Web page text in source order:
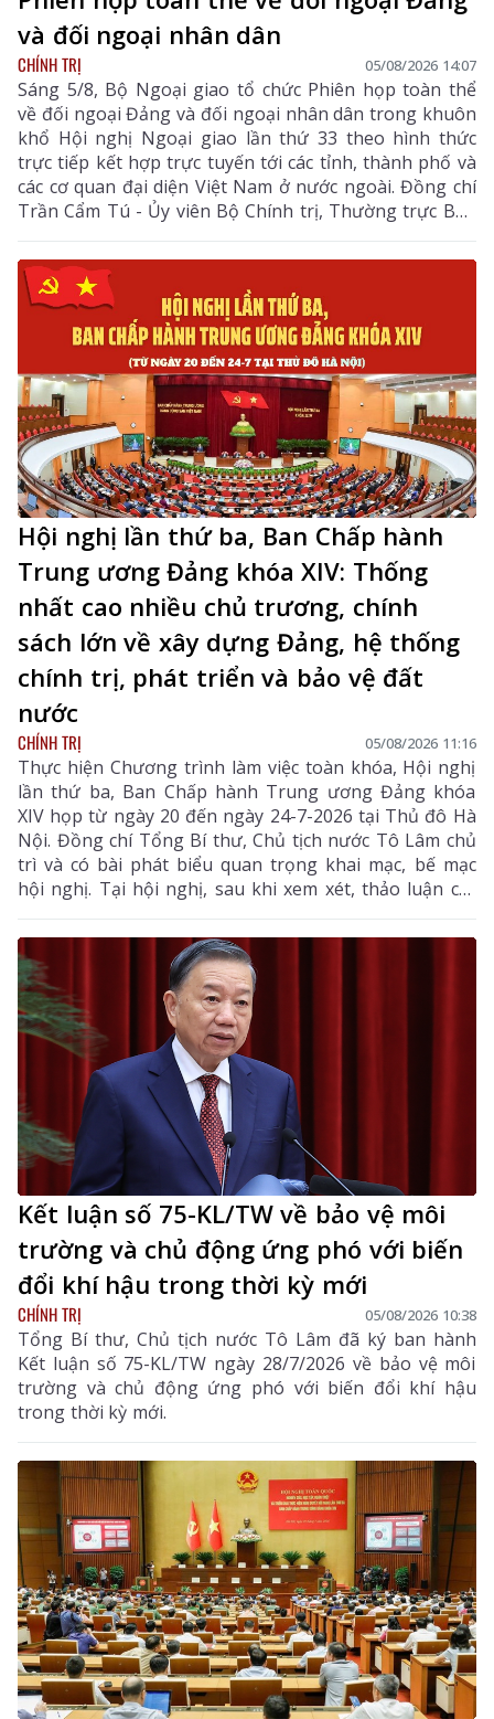
và đối ngoại nhân dân
CHÍNH TRỊ 05/08/2026 14:07
Sáng 5/8, Bộ Ngoại giao tổ chức Phiên họp toàn thể
về đối ngoại Đảng và đối ngoại nhân dân trong khuôn
khổ Hội nghị Ngoại giao lần thứ 33 theo hình thức
trực tiếp kết hợp trực tuyến tới các tỉnh, thành phố và
các cơ quan đại diện Việt Nam ở nước ngoài. Đồng chí
Trần Cẩm Tú - Ủy viên Bộ Chính trị, Thường trực Ban
Bí thư dự và chỉ đạo Phiên họp. Dự còn có đồng chí Lê
Hoài Trung - Ủy viên Bộ Chính trị, Bí thư Đảng ủy, Bộ
trưởng Bộ Ngoại giao; lãnh đạo các ban, bộ, ngành
Trung ương.
Hội nghị lần thứ ba, Ban Chấp hành
Trung ương Đảng khóa XIV: Thống
nhất cao nhiều chủ trương, chính
sách lớn về xây dựng Đảng, hệ thống
chính trị, phát triển và bảo vệ đất
nước
CHÍNH TRỊ 05/08/2026 11:16
Thực hiện Chương trình làm việc toàn khóa, Hội nghị
lần thứ ba, Ban Chấp hành Trung ương Đảng khóa
XIV họp từ ngày 20 đến ngày 24-7-2026 tại Thủ đô Hà
Nội. Đồng chí Tổng Bí thư, Chủ tịch nước Tô Lâm chủ
trì và có bài phát biểu quan trọng khai mạc, bế mạc
hội nghị. Tại hội nghị, sau khi xem xét, thảo luận các
tờ trình, báo cáo của Bộ Chính trị, Ban Chấp hành
Trung ương đã thống nhất cao nhiều chủ trương,
chính sách lớn về xây dựng Đảng, hệ thống chính trị,
phát triển và bảo vệ đất nước.
Kết luận số 75-KL/TW về bảo vệ môi
trường và chủ động ứng phó với biến
đổi khí hậu trong thời kỳ mới
CHÍNH TRỊ 05/08/2026 10:38
Tổng Bí thư, Chủ tịch nước Tô Lâm đã ký ban hành
Kết luận số 75-KL/TW ngày 28/7/2026 về bảo vệ môi
trường và chủ động ứng phó với biến đổi khí hậu
trong thời kỳ mới.